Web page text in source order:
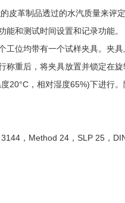
皮革制品透过的水汽质量来评
和测试时间设置和记录功能。
位均带有一个试样夹具。夹
重后，将夹具放置并锁定在
20°C，相对湿度65%)下进行
，Method 24，SLP 25，